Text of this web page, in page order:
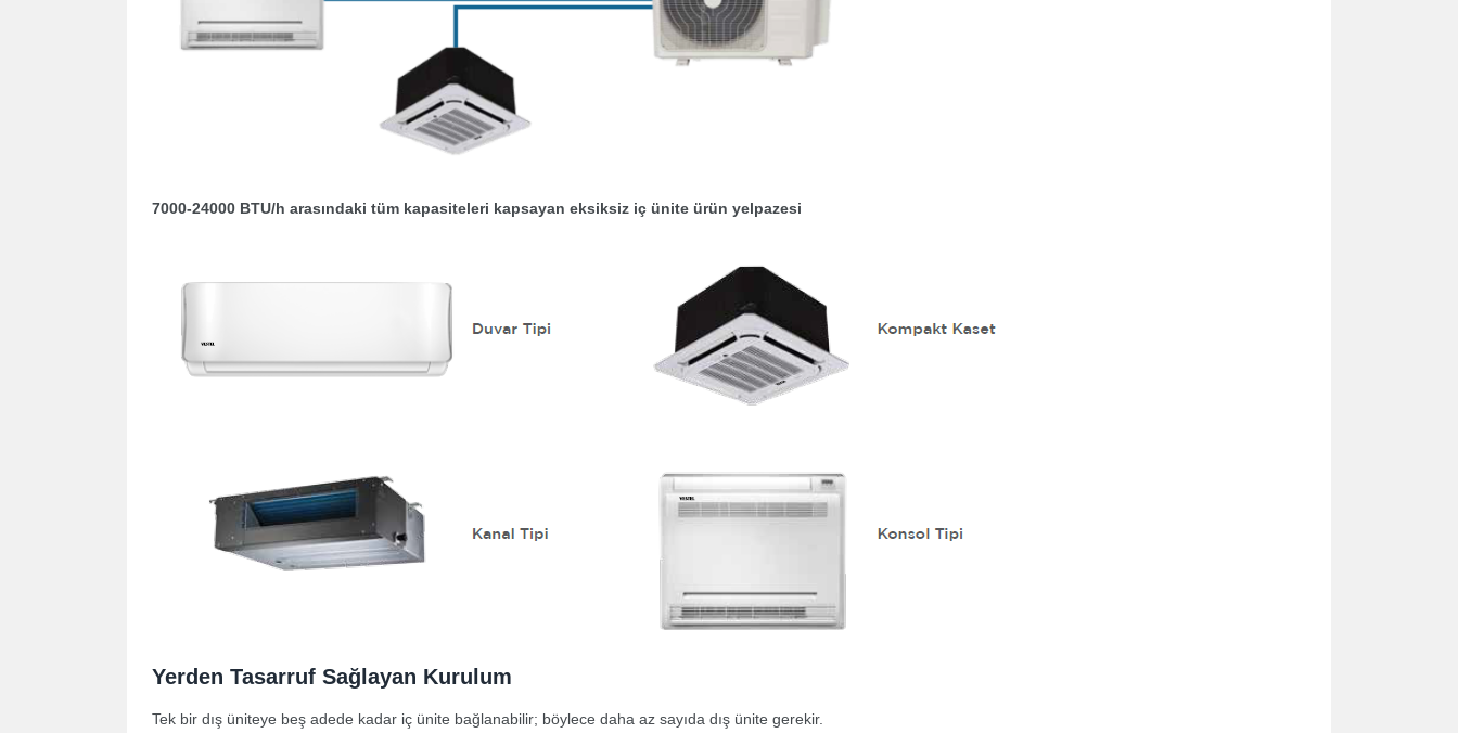
7000-24000 BTU/h arasındaki tüm kapasiteleri kapsayan eksiksiz iç ünite ürün yelpazesi
Yerden Tasarruf Sağlayan Kurulum
Tek bir dış üniteye beş adede kadar iç ünite bağlanabilir; böylece daha az sayıda dış ünite gerekir.